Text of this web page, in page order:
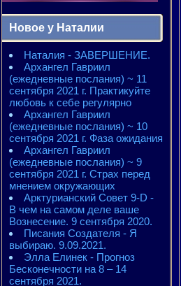
2010 - энергии месяцев
2010 - ЭНЕРГИИ года
2011 - энергии месяцев
2011 - ЭНЕРГИИ года
2012 - энергии месяцев
2012 - ЭНЕРГИИ года
2013 - энергии месяцев
2013 - ЭНЕРГИИ года
2014 - энергии месяцев
2014 - ЭНЕРГИИ года
2015 - энергии месяцев
2015 - ЭНЕРГИИ года
Новое у Наталии
Наталия - ЗАВЕРШЕНИЕ.
Архангел Гавриил
(ежедневные послания) ~ 11
сентября 2021 г. Практикуйте
любовь к себе регулярно
Архангел Гавриил
(ежедневные послания) ~ 10
сентября 2021 г. Фаза ожидания
Архангел Гавриил
(ежедневные послания) ~ 9
сентября 2021 г. Страх перед
мнением окружающих
Арктурианский Совет 9-D -
В чем на самом деле ваше
Вознесение. 9 сентября 2020.
Писания Создателя - Я
выбираю. 9.09.2021.
Элла Елинек - Прогноз
Бесконечности на 8 – 14
сентября 2021.